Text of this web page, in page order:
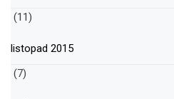
(11)
listopad 2015
(7)